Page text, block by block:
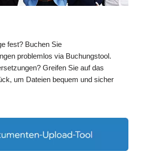
fest? Buchen Sie
problemlos via Buchungstool.
Greifen Sie auf das
um Dateien bequem und sicher